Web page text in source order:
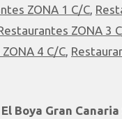
ZONA 1 C/C
ZONA 3
4 C/C
Boya Gran Canaria